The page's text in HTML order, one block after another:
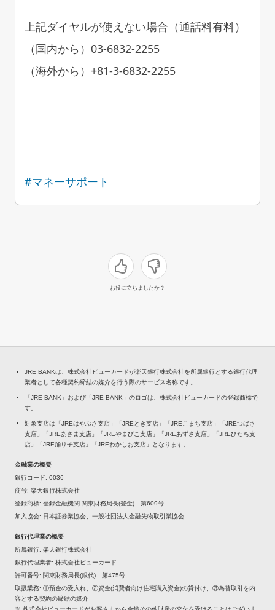
上記ダイヤルが使えない場合（通話料有料）
（国内から）03-6832-2255
（海外から）+81-3-6832-2255
#マネーサポート
お役に立ちましたか？
JRE BANKは、株式会社ビューカードが楽天銀行株式会社を所属銀行とする銀行代理
業者として各種契約締結の媒介を行う際のサービス名称です。
「JRE BANK」および「JRE BANK」のロゴは、株式会社ビューカードの登録商標で
す。
対象支店は「JREはやぶさ支店」「JREとき支店」「JREこまち支店」「JREつばさ
支店」「JREあさま支店」「JREやまびこ支店」「JREあずさ支店」「JREひたち支
店」「JRE踊り子支店」「JREわかしお支店」となります。
金融業の概要
銀行コード
0036
商号 楽天銀行株式会社
登録商標 登録金融機関 関東財務局長(登金) 第609号
加入協会
日本証券業協会、一般社団法人金融先物取引業協会
銀行代理業の概要
所属銀行 楽天銀行株式会社
銀行代理業者 株式会社ビューカード
許可番号
関東財務局長(銀代) 第475号
取扱業務 ①預金の受入れ、②資金(消費者向け住宅購入資金)の貸付け、③為替取引を内
容とする契約の締結の媒介